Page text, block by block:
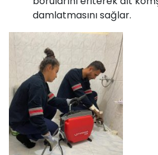
damlatmasını sağlar.